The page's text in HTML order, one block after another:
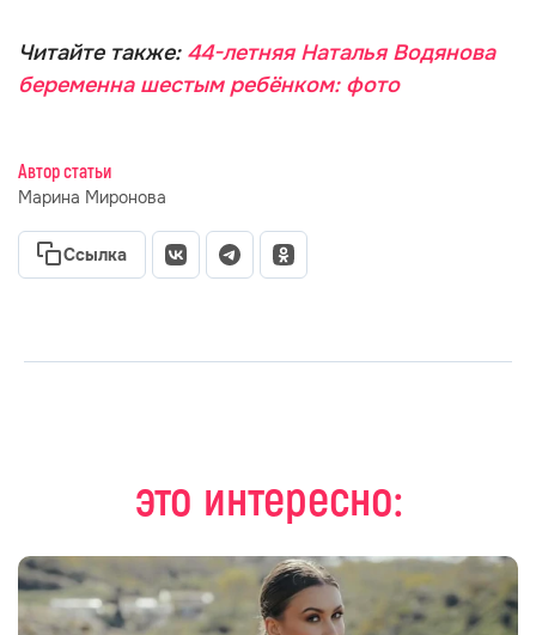
Читайте также: 44-летняя Наталья Водянова
беременна шестым ребёнком: фото
Автор статьи
Марина Миронова
Ссылка
это интересно: